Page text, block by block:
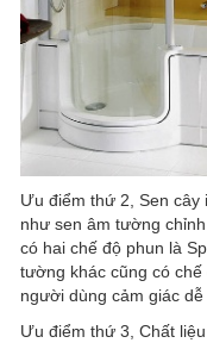
Ưu điểm thứ 2, Sen cây
như sen âm tường
có hai chế độ phun là
tường khác cũng có
người dùng cảm giác dễ
Ưu điểm thứ 3, Chất